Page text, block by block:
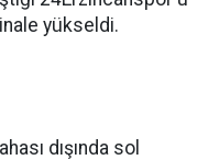
yükseldi.
dışında sol